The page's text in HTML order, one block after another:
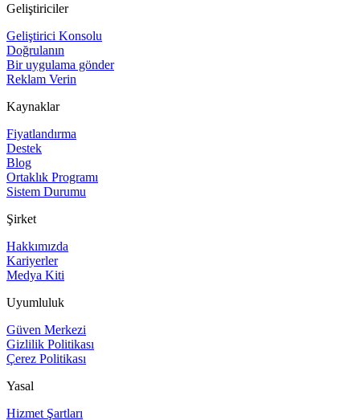
Geliştiriciler
Geliştirici Konsolu
Doğrulanın
Bir uygulama gönder
Reklam Verin
Kaynaklar
Fiyatlandırma
Destek
Blog
Ortaklık Programı
Sistem Durumu
Şirket
Hakkımızda
Kariyerler
Medya Kiti
Uyumluluk
Güven Merkezi
Gizlilik Politikası
Çerez Politikası
Yasal
Hizmet Şartları